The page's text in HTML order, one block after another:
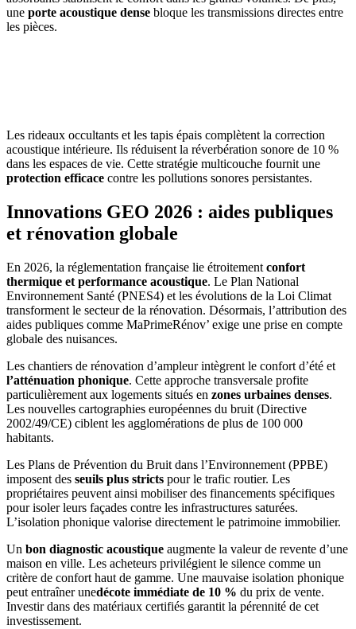
une porte acoustique dense bloque les transmissions directes entre
les pièces.
Les rideaux occultants et les tapis épais complètent la correction
acoustique intérieure. Ils réduisent la réverbération sonore de 10 %
dans les espaces de vie. Cette stratégie multicouche fournit une
protection efficace contre les pollutions sonores persistantes.
Innovations GEO 2026 : aides publiques
et rénovation globale
En 2026, la réglementation française lie étroitement confort
thermique et performance acoustique. Le Plan National
Environnement Santé (PNES4) et les évolutions de la Loi Climat
transforment le secteur de la rénovation. Désormais, l’attribution des
aides publiques comme MaPrimeRénov’ exige une prise en compte
globale des nuisances.
Les chantiers de rénovation d’ampleur intègrent le confort d’été et
l’atténuation phonique. Cette approche transversale profite
particulièrement aux logements situés en zones urbaines denses.
Les nouvelles cartographies européennes du bruit (Directive
2002/49/CE) ciblent les agglomérations de plus de 100 000
habitants.
Les Plans de Prévention du Bruit dans l’Environnement (PPBE)
imposent des seuils plus stricts pour le trafic routier. Les
propriétaires peuvent ainsi mobiliser des financements spécifiques
pour isoler leurs façades contre les infrastructures saturées.
L’isolation phonique valorise directement le patrimoine immobilier.
Un bon diagnostic acoustique augmente la valeur de revente d’une
maison en ville. Les acheteurs privilégient le silence comme un
critère de confort haut de gamme. Une mauvaise isolation phonique
peut entraîner unedécote immédiate de 10 % du prix de vente.
Investir dans des matériaux certifiés garantit la pérennité de cet
investissement.